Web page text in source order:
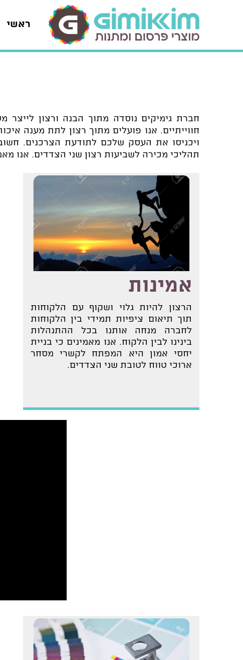
ראשי
חברת גימיקים נוסדה מתוך הבנה ורצון לייצר
חווייתיים. אנו פועלים מתוך רצון לתת מענה
ויכניסו את העסק שלכם לתודעת הצרכנים.
תהליכי מכירה לשביעות רצון שני הצדדים. אנו
אמינות
הרצון להיות גלוי ושקוף עם הלקוחות
תוך תיאום ציפיות תמידי בין הלקוחות
לחברה מנחה אותנו בכל ההתנהלות
בינינו לבין הלקוח. אנו מאמינים כי בניית
יחסי אמון היא המפתח לקשרי מסחר
ארוכי טווח לטובת שני הצדדים.